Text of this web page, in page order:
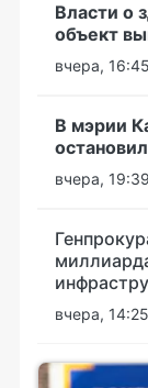
Власти о
объект
вчера, 16:45
В мэрии
вчера, 19:39
вчера, 14:25